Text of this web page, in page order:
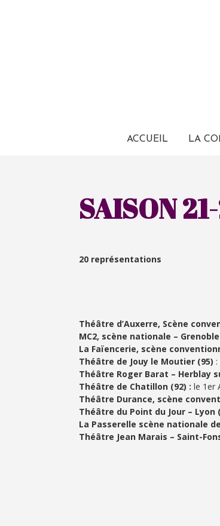
ACCUEIL LA
SAISON
20 représentations
Théâtre d’Auxerre, Scène
MC2, scène nationale –
La Faïencerie, scène
Théâtre de Jouy le Moutier (95)
Théâtre Roger Barat – Herblay
Théâtre de Chatillon (92) : le 1er
Théâtre Durance, scène
Théâtre du Point du Jour – Lyon
La Passerelle scène nationale
Théâtre Jean Marais – Saint-